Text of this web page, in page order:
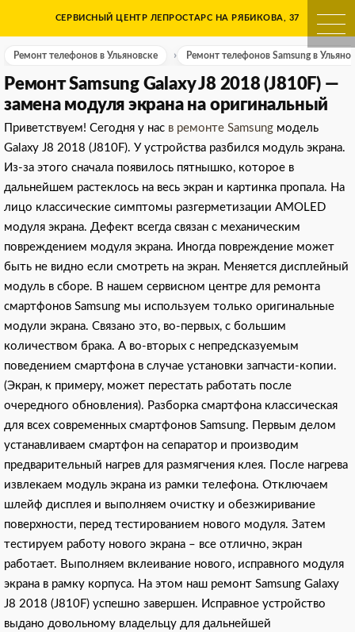
content
Ремонт телефонов в
СЕРВИСНЫЙ ЦЕНТР ЛЕПРОСТАРС НА РЯБИКОВА, 37
Ремонт телефонов в Ульяновске Ремонт телефонов Samsung в
Ремонт Samsung Galaxy J8 2018 (J810F) —
замена модуля экрана на оригинальный
Приветствуем! Сегодня у нас в ремонте Samsung модель
Galaxy J8 2018 (J810F). У устройства разбился модуль экрана.
Из-за этого сначала появилось пятнышко, которое в
дальнейшем растеклось на весь экран и картинка пропала. На
лицо классические симптомы разгерметизации AMOLED
модуля экрана. Дефект всегда связан с механическим
повреждением модуля экрана. Иногда повреждение может
быть не видно если смотреть на экран. Меняется дисплейный
модуль в сборе. В нашем сервисном центре для ремонта
смартфонов Samsung мы используем только оригинальные
модули экрана. Связано это, во-первых, с большим
количеством брака. А во-вторых с непредсказуемым
поведением смартфона в случае установки запчасти-копии.
(Экран, к примеру, может перестать работать после
очередного обновления). Разборка смартфона классическая
для всех современных смартфонов Samsung. Первым делом
устанавливаем смартфон на сепаратор и производим
предварительный нагрев для размягчения клея. После нагрева
извлекаем модуль экрана из рамки телефона. Отключаем
шлейф дисплея и выполняем очистку и обезжиривание
поверхности, перед тестированием нового модуля. Затем
тестируем работу нового экрана – все отлично, экран
работает. Выполняем вклеивание нового, исправного модуля
экрана в рамку корпуса. На этом наш ремонт Samsung Galaxy
J8 2018 (J810F) успешно завершен. Исправное устройство
выдано довольному владельцу для дальнейшей